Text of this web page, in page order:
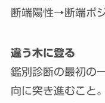
断端陽性→断端ポ
違う木に登る
鑑別診断の最初の
向に突き進むこと